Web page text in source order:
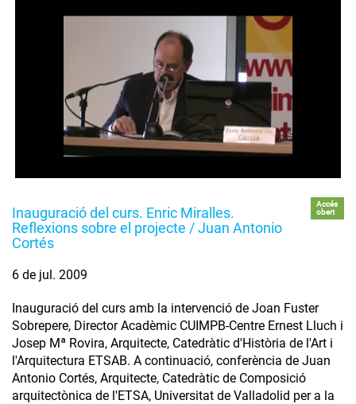
Inauguració del curs. Enric Miralles.
Reflexions sobre el projecte / Juan Antonio
Cortés
Accés
obert
6 de jul. 2009
Inauguració del curs amb la intervenció de Joan Fuster
Sobrepere, Director Acadèmic CUIMPB-Centre Ernest Lluch i
Josep Mª Rovira, Arquitecte, Catedràtic d'Història de l'Art i
l'Arquitectura ETSAB. A continuació, conferència de Juan
Antonio Cortés, Arquitecte, Catedràtic de Composició
arquitectònica de l'ETSA, Universitat de Valladolid per a la